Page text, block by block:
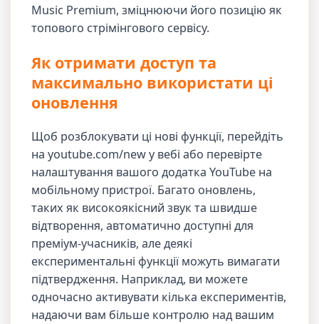
Music Premium, зміцнюючи його позицію як
топового стрімінгового сервісу.
Як отримати доступ та
максимально використати ці
оновлення
Щоб розблокувати ці нові функції, перейдіть
на youtube.com/new у вебі або перевірте
налаштування вашого додатка YouTube на
мобільному пристрої. Багато оновлень,
таких як високоякісний звук та швидше
відтворення, автоматично доступні для
преміум-учасників, але деякі
експериментальні функції можуть вимагати
підтвердження. Наприклад, ви можете
одночасно активувати кілька експериментів,
надаючи вам більше контролю над вашим